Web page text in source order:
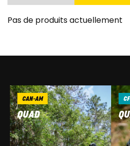
Pas de produits actuellement
CAN-AM
QUAD